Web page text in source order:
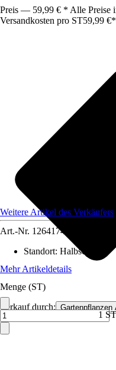
Preis — 59,99 € * Alle Preise
Versandkosten pro ST59,99 €*
Verkauf durch: Gartenpflanzen
Weitere Artikel des Verkäufers
Art.-Nr. 12641746
Standort: Halbschatten
Mehr Artikeldetails
Menge (ST)
1 ST